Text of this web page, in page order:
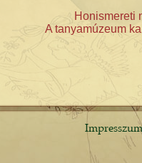
Honismereti
A tanyamúzeum
Impresszum